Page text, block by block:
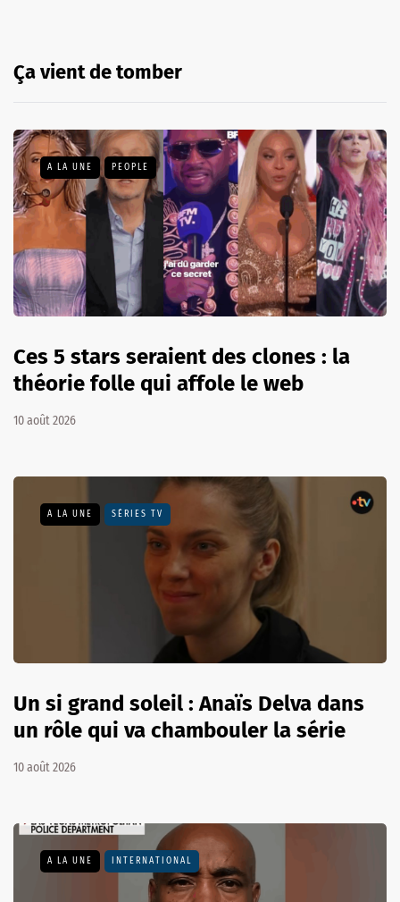
Ça vient de tomber
A LA UNE PEOPLE
Ces 5 stars seraient des clones : la
théorie folle qui affole le web
10 août 2026
A LA UNE SÉRIES TV
Un si grand soleil : Anaïs Delva dans
un rôle qui va chambouler la série
10 août 2026
A LA UNE INTERNATIONAL